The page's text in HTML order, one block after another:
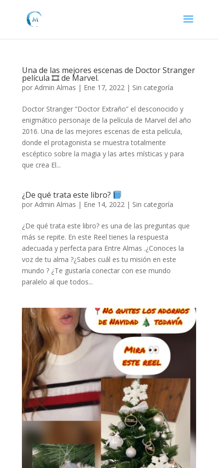
Una de las mejores escenas de Doctor Stranger
película 🎞 de Marvel.
por Admin Almas | Ene 17, 2022| Sin categoría
Doctor Stranger “Doctor Extraño” el desconocido y
enigmático personaje de la película de Marvel del año
2016. Una de las mejores escenas de esta película,
donde el protagonista se muestra totalmente
escéptico sobre la magia y las artes místicas y para
que crea El...
¿De qué trata este libro?
por Admin Almas | Ene 14, 2022| Sin categoría
¿De qué trata este libro? es una de las preguntas que
más se repite. En este Reel tienes la respuesta
adecuada y perfecta para Entre Almas .¿Conoces la
voz de tu alma ?¿Sabes cuál es tu misión en este
mundo ? ¿Te gustaría conectar con ese mundo
paralelo al que todos...